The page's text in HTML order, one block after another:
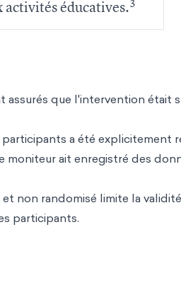
activités éducatives.3
assurés que l'intervention était
a été explicitement
moniteur ait enregistré des
non randomisé limite la
participants.